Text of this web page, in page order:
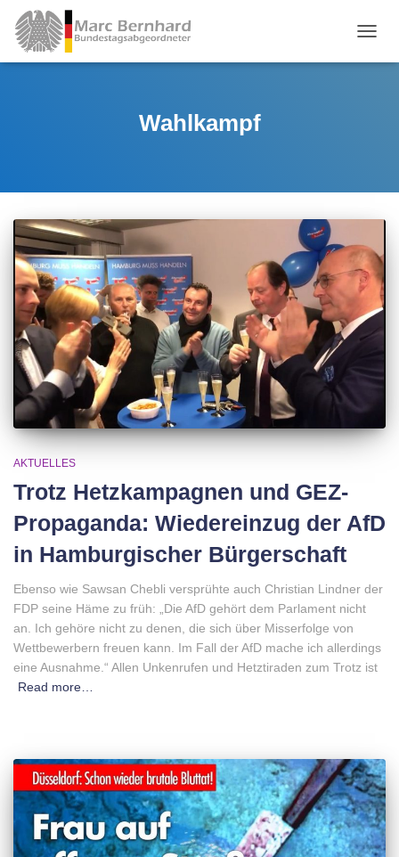
Wahlkampf
AKTUELLES
Trotz Hetzkampagnen und GEZ-
Propaganda: Wiedereinzug der AfD
in Hamburgischer Bürgerschaft
Ebenso wie Sawsan Chebli versprühte auch Christian Lindner der
FDP seine Häme zu früh: „Die AfD gehört dem Parlament nicht
an. Ich gehöre nicht zu denen, die sich über Misserfolge von
Wettbewerbern freuen kann. Im Fall der AfD mache ich allerdings
eine Ausnahme.“ Allen Unkenrufen und Hetztiraden zum Trotz ist
Read more…